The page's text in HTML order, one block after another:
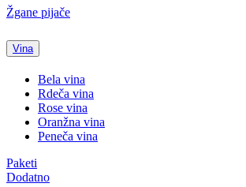
Žgane pijače
Vina
Bela vina
Rdeča vina
Rose vina
Oranžna vina
Peneča vina
Paketi
Dodatno